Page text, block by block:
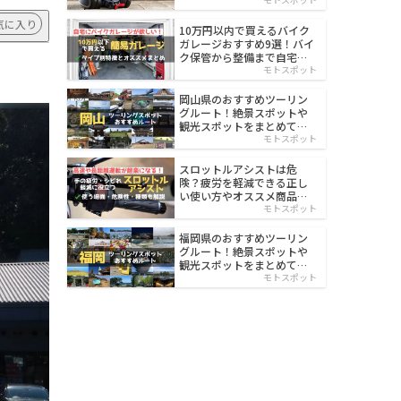
に入り
10万円以内で買えるバイク
ガレージおすすめ9選！バイ
ク保管から整備まで自宅で
モトスポット
岡山県のおすすめツーリン
グルート！絶景スポットや
観光スポットをまとめて紹
モトスポット
スロットルアシストは危
険？疲労を軽減できる正し
い使い方やオススメ商品を
モトスポット
福岡県のおすすめツーリン
グルート！絶景スポットや
観光スポットをまとめて紹
モトスポット